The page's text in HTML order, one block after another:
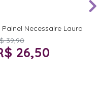
Painel Necessaire Laura
39,90
26,50